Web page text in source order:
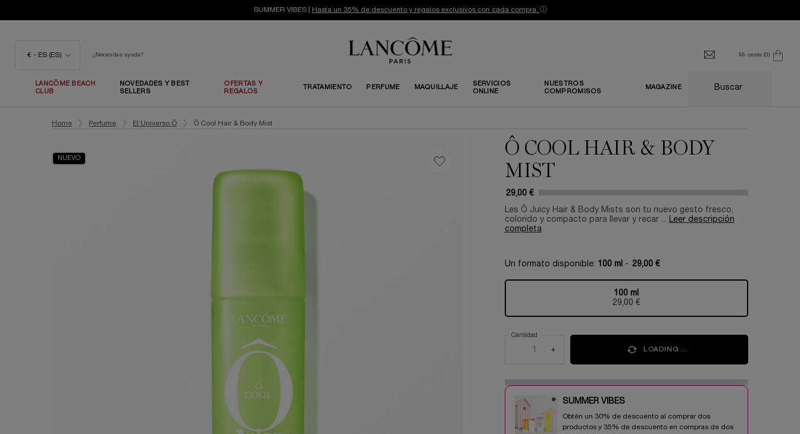
SUMMER VIBES | Hasta un 35% de descuento y regalos exclusivos con cada compra. ⓘ
€ - ES (ES) ¿Necesitas ayuda? Mi cesta 0
0 producto
LANCÔME BEACH
CLUB
NOVEDADES Y BEST
SELLERS
OFERTAS Y
REGALOS
TRATAMIENTO PERFUME MAQUILLAJE
SERVICIOS
ONLINE
NUESTROS
COMPROMISOS
MAGAZINE Buscar
Home
Perfume El Universo Ô Ô Cool Hair & Body Mist
Ô COOL HAIR & BODY
MIST
29,00 €
Les Ô Juicy Hair & Body Mists son tu nuevo gesto fresco,
colorido y compacto para llevar y recar ... Leer descripción
completa
NUEVO
Un formato disponible: 100 ml - 29,00 €
Selecionado
100 ml
29,00 €
, 1 of 1
Cantidad
+ LOADING ...
SUMMER VIBES​
Obtén un 30% de descuento al comprar dos
productos y 35% de descuento en compras de dos